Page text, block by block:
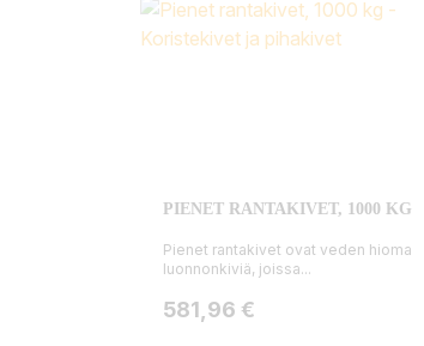
PIENET RANTAKIVET, 1000 KG
Pienet rantakivet ovat veden hioma
luonnonkiviä, joissa...
Hinta
581,96 €